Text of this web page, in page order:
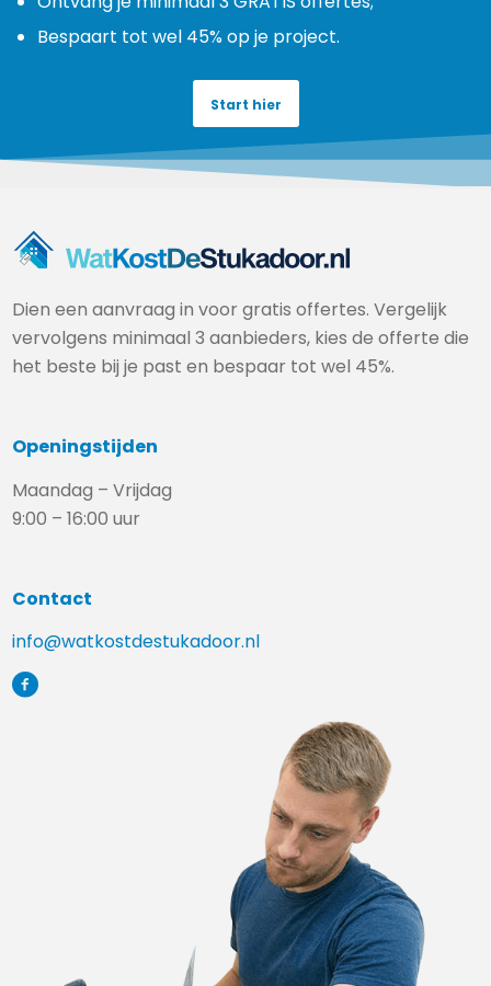
Bespaart tot wel 45% op je project.
Start hier
Dien een aanvraag in voor gratis offertes. Vergelijk
vervolgens minimaal 3 aanbieders, kies de offerte die
het beste bij je past en bespaar tot wel 45%.
Openingstijden
Maandag – Vrijdag
9:00 – 16:00 uur
Contact
info@watkostdestukadoor.nl